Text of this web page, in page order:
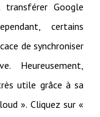
transférer Google
certains
de synchroniser
Heureusement,
utile grâce à sa
». Cliquez sur «